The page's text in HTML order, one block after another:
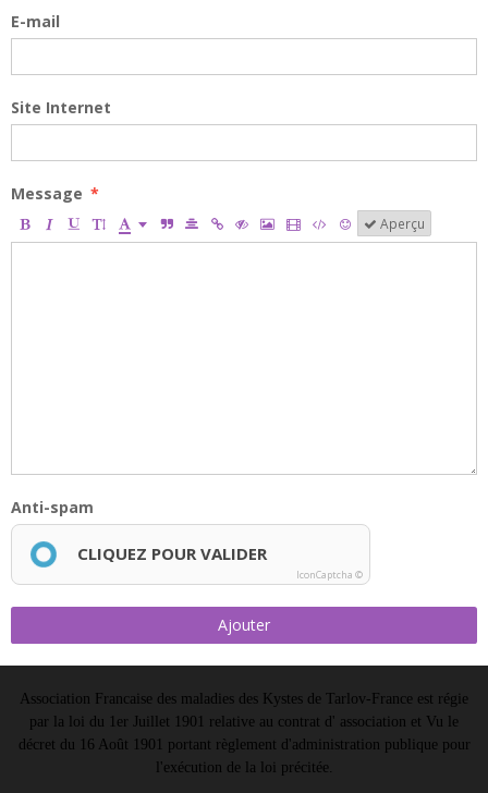
E-mail
Site Internet
Message
Aperçu
Anti-spam
CLIQUEZ POUR VALIDER
IconCaptcha ©
Ajouter
Association Francaise des maladies des Kystes de Tarlov-France est régie
par la loi du 1er Juillet 1901 relative au contrat d' association et Vu le
décret du 16 Août 1901 portant règlement d'administration publique pour
l'exécution de la loi précitée.